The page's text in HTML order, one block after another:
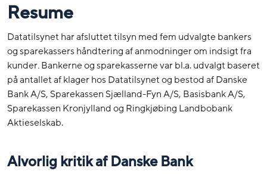
Resume
Datatilsynet har afsluttet tilsyn med fem udvalgte bankers
og sparekassers håndtering af anmodninger om indsigt fra
kunder.Bankerne og sparekasserne var bl.a. udvalgt baseret
på antallet af klager hos Datatilsynet og bestod af Danske
Bank A/S, Sparekassen Sjælland-Fyn A/S, Basisbank A/S,
Sparekassen Kronjylland og Ringkjøbing Landbobank
Aktieselskab.
Alvorlig kritik af Danske Bank